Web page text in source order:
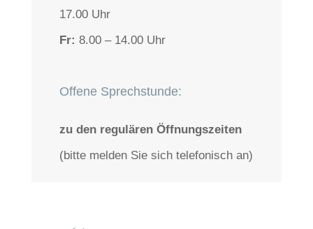
17.00 Uhr
Fr: 8.00 – 14.00 Uhr
Offene Sprechstunde:
zu den regulären Öffnungszeiten
(bitte melden Sie sich telefonisch an)